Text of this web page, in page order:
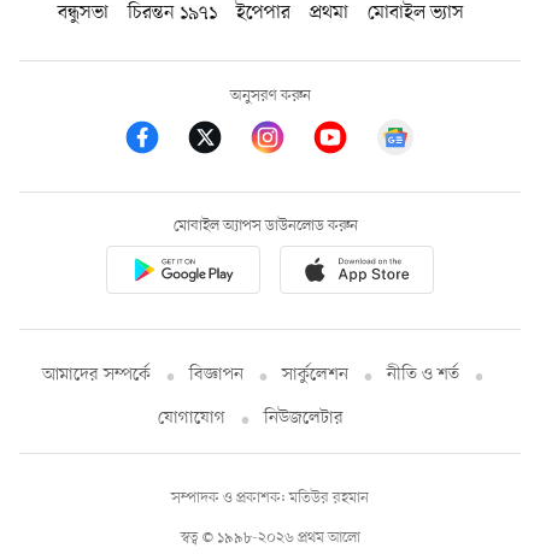
বন্ধুসভা
চিরন্তন ১৯৭১ ইপেপার প্রথমা মোবাইল ভ্যাস
অনুসরণ করুন
মোবাইল অ্যাপস ডাউনলোড করুন
আমাদের সম্পর্কে বিজ্ঞাপন সার্কুলেশন
নীতি ও শর্ত
যোগাযোগ
নিউজলেটার
স্বত্ব © ১৯৯৮-২০২৬ প্রথম আলো
সম্পাদক ও প্রকাশক: মতিউর রহমান